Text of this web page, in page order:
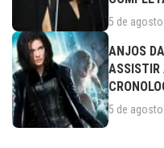
5 de
ANJOS
ASSISTIR
5 de